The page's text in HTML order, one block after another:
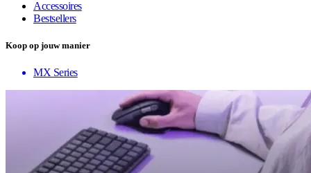
Accessoires
Bestsellers
Koop op jouw manier
MX Series